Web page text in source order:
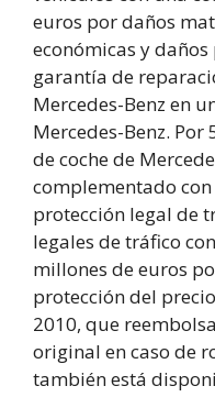
euros por daños
económicas y
garantía de
Mercedes-Benz en
Mercedes-Benz. Por
de coche de
complementado
protección legal de
legales de tráfico
millones de euros
protección del
2010, que
original en caso de
también está